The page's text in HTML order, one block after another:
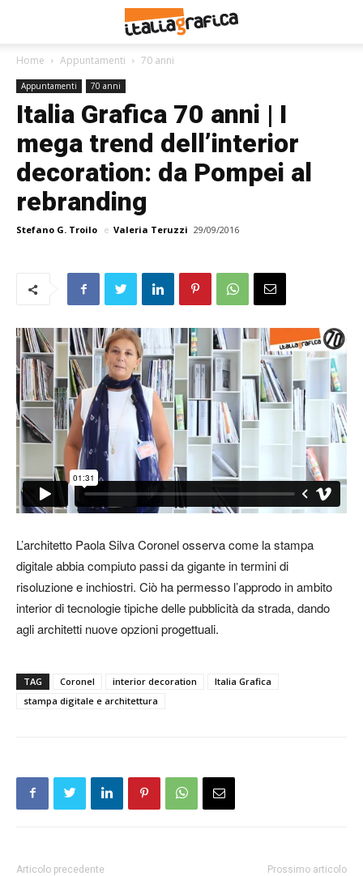
Home Appuntamenti 70 anni
Appuntamenti 70 anni
Italia Grafica 70 anni | I
mega trend dell’interior
decoration: da Pompei al
rebranding
Stefano G. Troilo e Valeria Teruzzi 29/09/2016
L’architetto Paola Silva Coronel osserva come la stampa
digitale abbia compiuto passi da gigante in termini di
risoluzione e inchiostri. Ciò ha permesso l’approdo in ambito
interior di tecnologie tipiche delle pubblicità da strada, dando
agli architetti nuove opzioni progettuali.
TAG Coronel interior decoration
Italia Grafica
stampa digitale e architettura
Articolo precedente Prossimo articolo